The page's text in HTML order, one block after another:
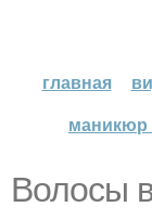
главная
маникюр
Волосы